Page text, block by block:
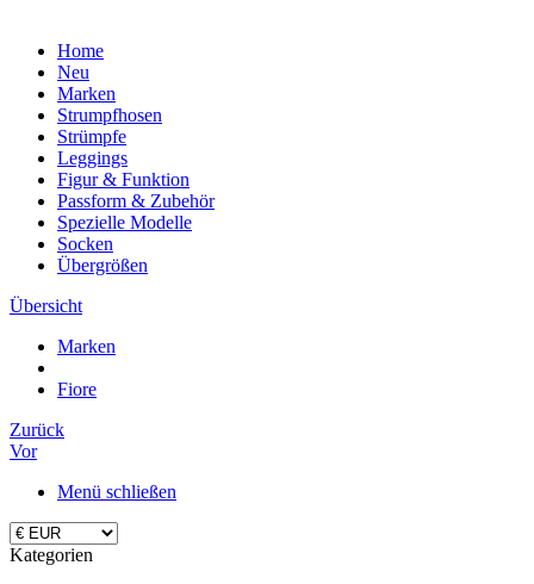
Home
Neu
Marken
Strumpfhosen
Strümpfe
Leggings
Figur & Funktion
Passform & Zubehör
Spezielle Modelle
Socken
Übergrößen
Übersicht
Marken
Fiore
Zurück
Vor
Menü schließen
Kategorien